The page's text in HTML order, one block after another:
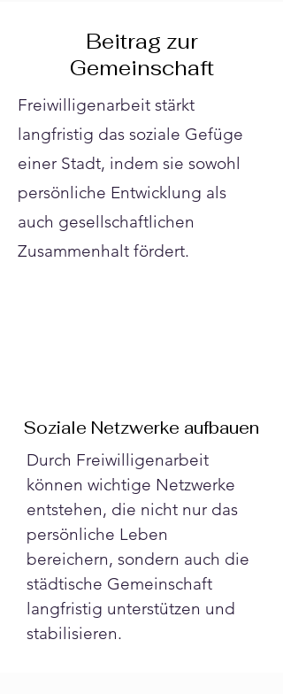
Beitrag zur
Gemeinschaft
Freiwilligenarbeit stärkt
langfristig das soziale Gefüge
einer Stadt, indem sie sowohl
persönliche Entwicklung als
auch gesellschaftlichen
Zusammenhalt fördert.
Soziale Netzwerke aufbauen
Durch Freiwilligenarbeit
können wichtige Netzwerke
entstehen, die nicht nur das
persönliche Leben
bereichern, sondern auch die
städtische Gemeinschaft
langfristig unterstützen und
stabilisieren.